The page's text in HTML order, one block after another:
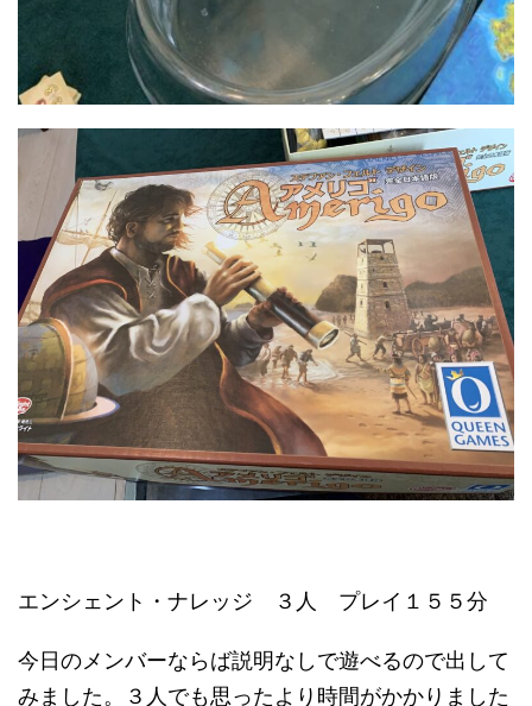
エンシェント・ナレッジ ３人 プレイ１５５分
今日のメンバーならば説明なしで遊べるので出して
みました。３人でも思ったより時間がかかりました